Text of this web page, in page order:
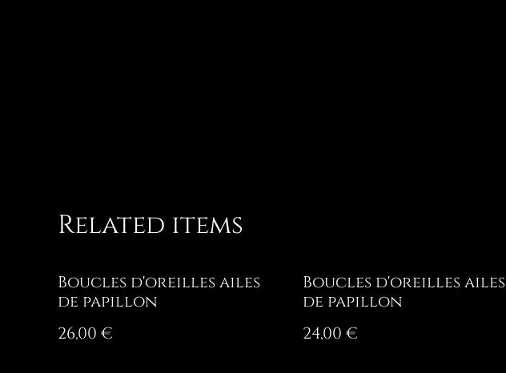
Related items
Boucles d'oreilles ailes
de papillon
26,00 €
Boucles d'oreilles ailes
de papillon
24,00 €